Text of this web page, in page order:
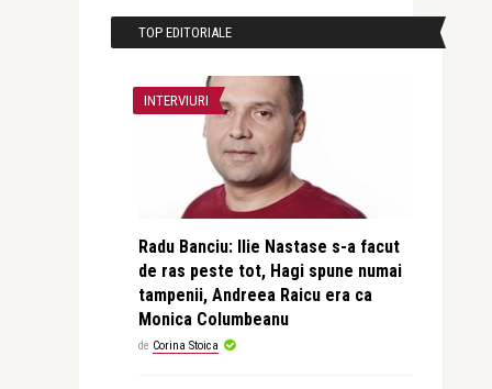
TOP EDITORIALE
INTERVIURI
Radu Banciu: Ilie Nastase s-a facut
de ras peste tot, Hagi spune numai
tampenii, Andreea Raicu era ca
Monica Columbeanu
de Corina Stoica